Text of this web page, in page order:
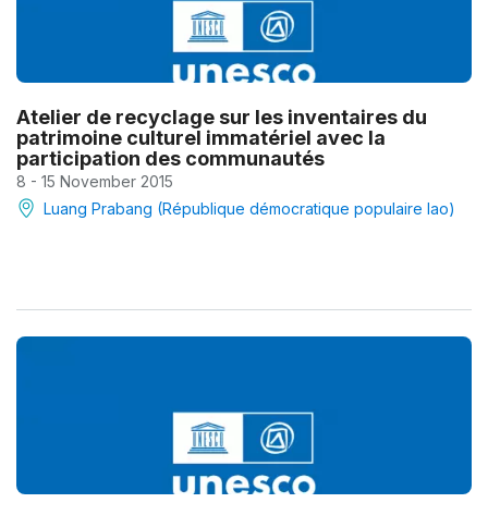
Atelier de recyclage sur les inventaires du
patrimoine culturel immatériel avec la
participation des communautés
8 - 15 November 2015
Luang Prabang (République démocratique populaire lao)